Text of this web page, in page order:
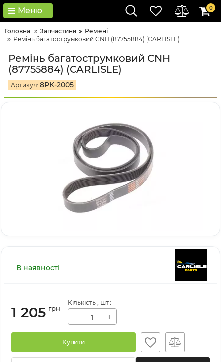
Меню 0
Головна Запчастини
Ремені
Ремінь багатострумковий CNH (87755884) (CARLISLE)
Ремінь багатострумковий CNH
(87755884) (CARLISLE)
Артикул: 8РК-2005
В наявності
1 205 грн
Кількість , шт :
− +
Купити